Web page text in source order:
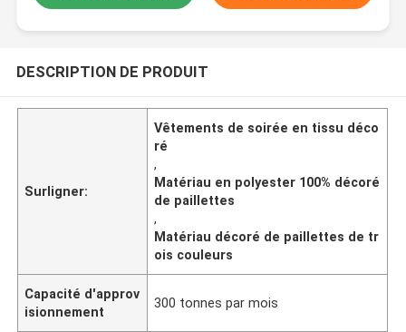
DESCRIPTION DE PRODUIT
Surligner:
Vêtements de soirée en tissu déco
ré
,
Matériau en polyester 100% décoré
de paillettes
,
Matériau décoré de paillettes de tr
ois couleurs
Capacité d'approv
isionnement
300 tonnes par mois